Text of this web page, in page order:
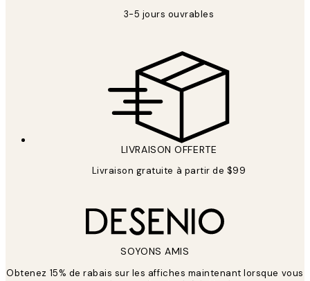
3-5 jours ouvrables
LIVRAISON OFFERTE
Livraison gratuite à partir de $99
SOYONS AMIS
Obtenez 15% de rabais sur les affiches maintenant lorsque vous